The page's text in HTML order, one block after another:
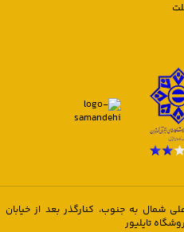
شمال به جنوب، کنارگذر بعد از خیابان